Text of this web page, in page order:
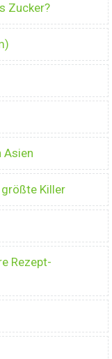
Zucker?
Asien
Killer
Rezept-